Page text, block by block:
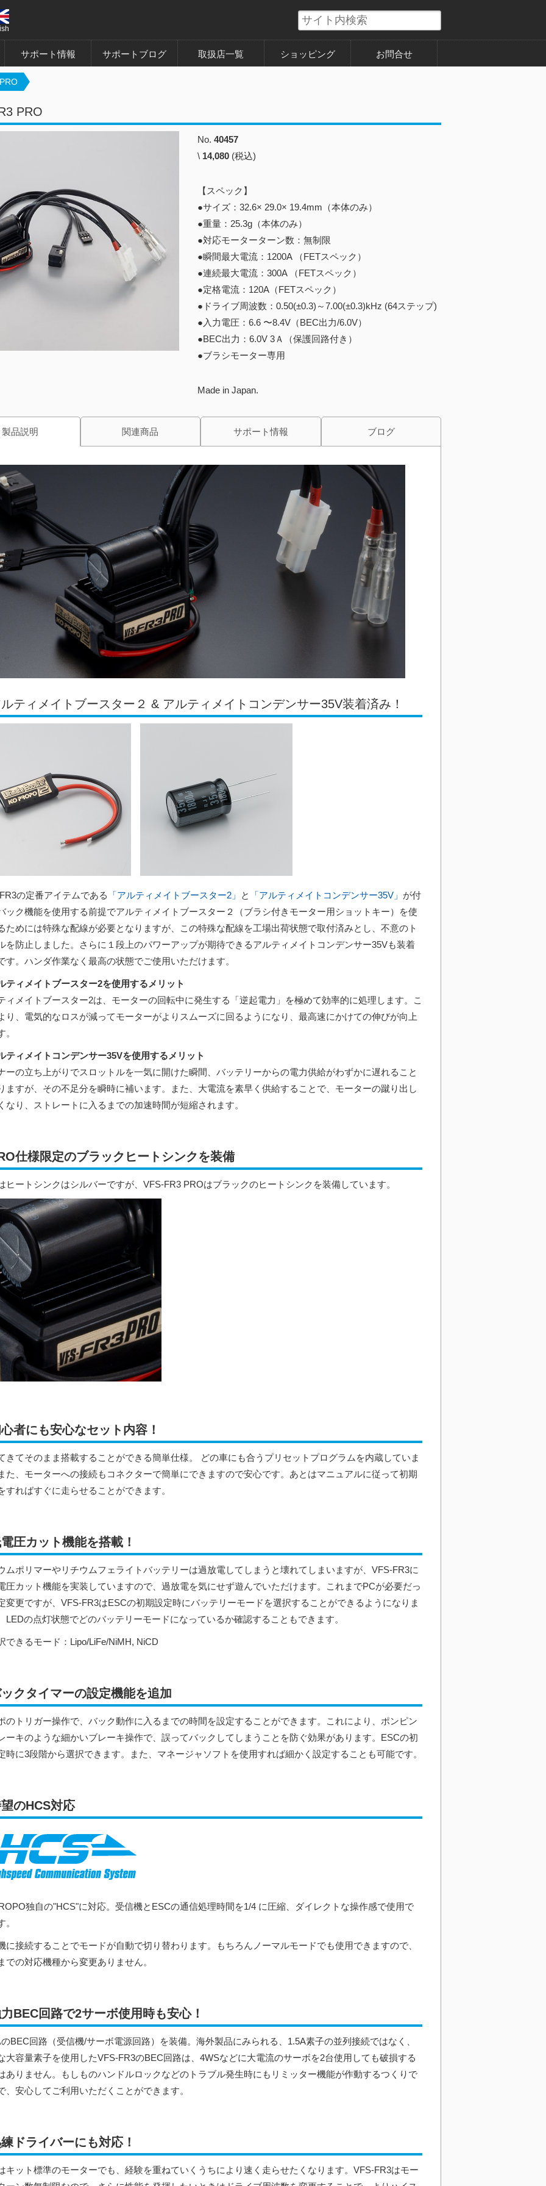
サポート情報 サポートブログ 取扱店一覧 ショッピング お問合せ
PRO
No. 40457
\ 14,080 (税込)
【スペック】
●サイズ：32.6× 29.0× 19.4mm（本体のみ）
●重量：25.3g（本体のみ）
●対応モーターターン数：無制限
●瞬間最大電流：1200A （FETスペック）
●連続最大電流：300A （FETスペック）
●定格電流：120A（FETスペック）
●ドライブ周波数：0.50(±0.3)～7.00(±0.3)kHz (64ステップ)
●入力電圧：6.6 〜8.4V（BEC出力/6.0V）
●BEC出力：6.0V 3Ａ（保護回路付き）
●ブラシモーター専用
Made in Japan.
製品説明 関連商品 サポート情報 ブログ
ティメイトブースター２ & アルティメイトコンデンサー35V装着済み！
の定番アイテムである 「アルティメイトブースター2」 と 「アルティメイトコンデンサー35V」 が付
ック機能を使用する前提でアルティメイトブースター２（ブラシ付きモーター用ショットキー）を使
ためには特殊な配線が必要となりますが、この特殊な配線を工場出荷状態で取付済みとし、不意のト
を防止しました。
さらに１段上のパワーアップが期待できるアルティメイトコンデンサー35Vも装着
す。ハンダ作業なく最高の状態でご使用いただけます。
ティメイトブースター2を使用するメリット
ィメイトブースター2は、モーターの回転中に発生する「逆起電力」を極めて効率的に処理します。こ
り、電気的なロスが減ってモーターがよりスムーズに回るようになり、最高速にかけての伸びが向上
。
ティメイトコンデンサー35Vを使用するメリット
ーの立ち上がりでスロットルを一気に開けた瞬間、バッテリーからの電力供給がわずかに遅れること
ますが、その不足分を瞬時に補います。また、大電流を素早く供給することで、モーターの蹴り出し
なり、ストレートに入るまでの加速時間が短縮されます。
仕様限定のブラックヒートシンクを装備
ヒートシンクはシルバーですが、VFS-FR3 PROはブラックのヒートシンクを装備しています。
者にも安心なセット内容！
きてそのまま搭載することができる簡単仕様。 どの車にも合うプリセットプログラムを内蔵していま
た、モーターへの接続もコネクターで簡単にできますので安心です。あとはマニュアルに従って初期
すればすぐに走らせることができます。
圧カット機能を搭載！
ムポリマーやリチウムフェライトバッテリーは過放電してしまうと壊れてしまいますが、VFS-FR3に
圧カット機能を実装していますので、過放電を気にせず遊んでいただけます。これまでPCが必要だっ
変更ですが、VFS-FR3はESCの初期設定時にバッテリーモードを選択することができるようになりま
LEDの点灯状態でどのバッテリーモードになっているか確認することもできます。
できるモード：Lipo/LiFe/NiMH, NiCD
クタイマーの設定機能を追加
のトリガー操作で、バック動作に入るまでの時間を設定することができます。これにより、ポンピン
ーキのような細かいブレーキ操作で、誤ってバックしてしまうことを防ぐ効果があります。ESCの初
時に3段階から選択できます。また、マネージャソフトを使用すれば細かく設定することも可能です。
のHCS対応
独自の"HCS"に対応。 受信機とESCの通信処理時間を1/4 に圧縮、ダイレクトな操作感で使用で
。
に接続することでモードが自動で切り替わります。もちろんノーマルモードでも使用できますので、
での対応機種から変更ありません。
BEC回路で2サーボ使用時も安心！
のBEC回路（受信機/サーボ電源回路）を装備。海外製品にみられる、1.5A素子の並列接続ではなく、
大容量素子を使用したVFS-FR3のBEC回路は、4WSなどに大電流のサーボを2台使用しても破損する
ありません。もしものハンドルロックなどのトラブル発生時にもリミッター機能が作動するつくりで
、安心してご利用いただくことができます。
ドライバーにも対応！
キット標準のモーターでも、経験を重ねていくうちにより速く走らせたくなります。VFS-FR3はモー